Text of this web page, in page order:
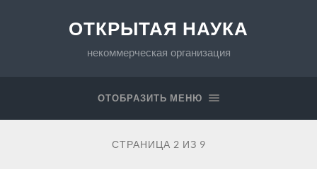
ОТКРЫТАЯ НАУКА
некоммерческая организация
ОТОБРАЗИТЬ МЕНЮ
СТРАНИЦА 2 ИЗ 9